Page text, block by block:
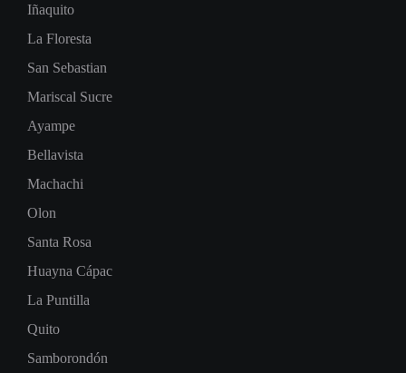
Iñaquito
La Floresta
San Sebastian
Mariscal Sucre
Ayampe
Bellavista
Machachi
Olon
Santa Rosa
Huayna Cápac
La Puntilla
Quito
Samborondón